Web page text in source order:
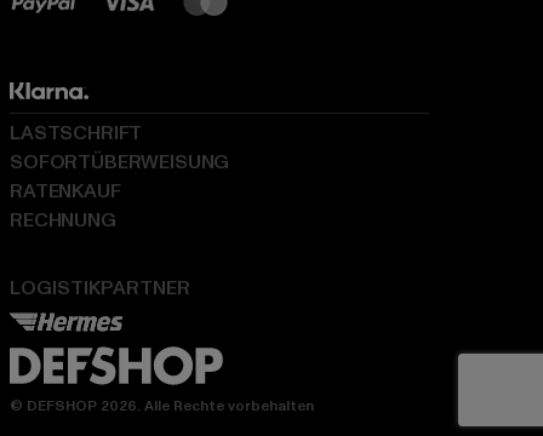
LOGISTIKPARTNER
LASTSCHRIFT
SOFORTÜBERWEISUNG
RATENKAUF
RECHNUNG
© DEFSHOP 2026. Alle Rechte vorbehalten